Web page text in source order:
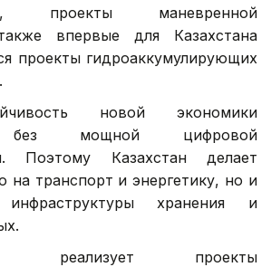
проекты маневренной
впервые для Казахстана
проекты гидроаккумулирующих
новой экономики
без мощной цифровой
Поэтому Казахстан делает
на транспорт и энергетику, но и
хранения и
реализует проекты